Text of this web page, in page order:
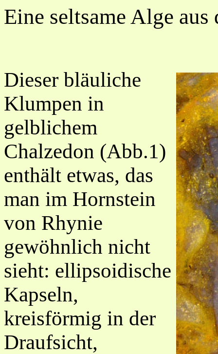
Eine seltsame Alge
Dieser bläuliche
Klumpen in
gelblichem
Chalzedon (Abb.1)
enthält etwas, das
man im Hornstein
von Rhynie
gewöhnlich nicht
sieht: ellipsoidische
Kapseln,
kreisförmig in der
Draufsicht,